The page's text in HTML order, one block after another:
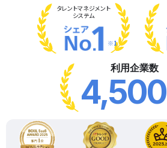
タレントマネジメント
システム
※1
利用企業数
4,500